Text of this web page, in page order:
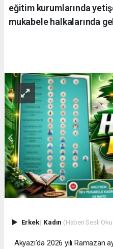
eğitim kurumlarında
mukabele halkalarında
Erkek| Kadın (Haberi Sesli
Akyazı’da 2026 yılı Ramazan